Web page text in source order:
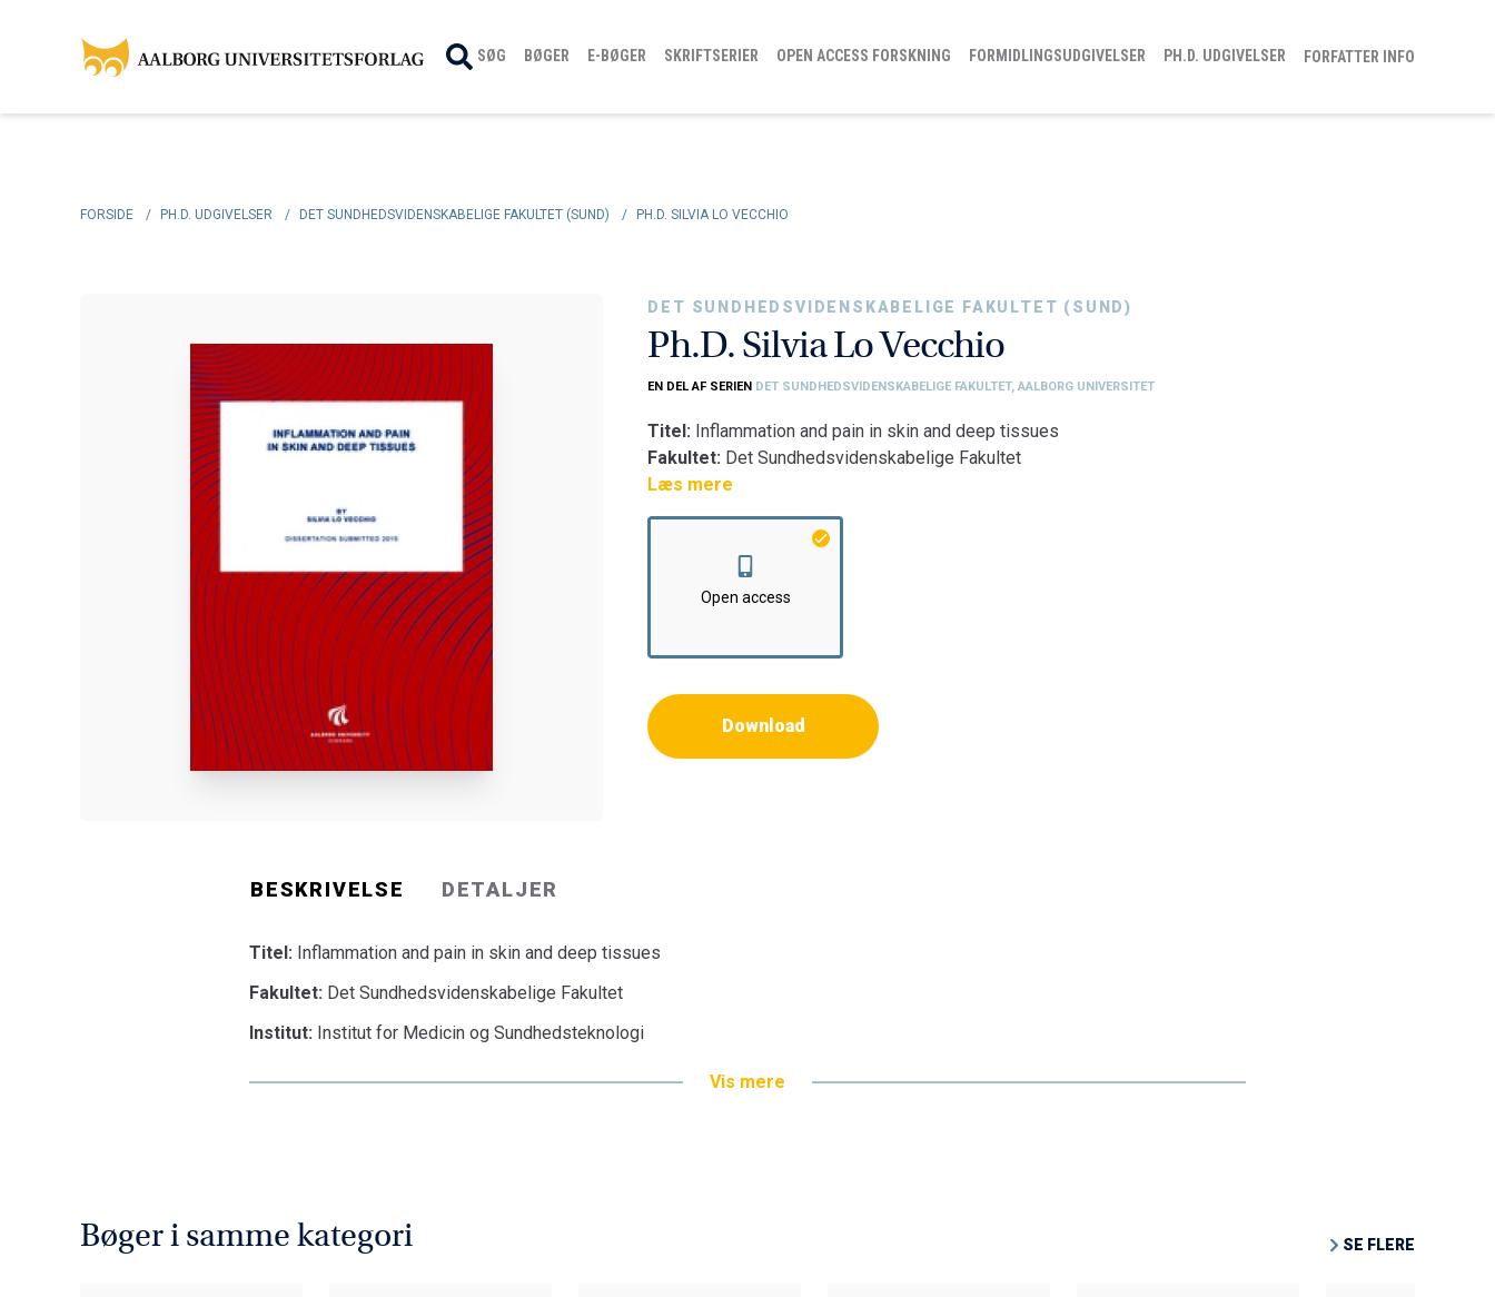
SØG BØGER E-BØGER SKRIFTSERIER OPEN ACCESS FORSKNING FORMIDLINGSUDGIVELSER PH.D. UDGIVELSER FORFATTER INFO
FORSIDE / PH.D. UDGIVELSER / DET SUNDHEDSVIDENSKABELIGE FAKULTET (SUND) / PH.D. SILVIA LO VECCHIO
DET SUNDHEDSVIDENSKABELIGE FAKULTET (SUND)
Ph.D. Silvia Lo Vecchio
EN DEL AF SERIEN DET SUNDHEDSVIDENSKABELIGE FAKULTET, AALBORG UNIVERSITET
Titel: Inflammation and pain in skin and deep tissues
Fakultet: Det Sundhedsvidenskabelige Fakultet
Institut:Institut for Medicin og Sundhedsteknologi
Læs mere
Open access
Download
BESKRIVELSE DETALJER
Titel: Inflammation and pain in skin and deep tissues
Fakultet: Det Sundhedsvidenskabelige Fakultet
Institut: Institut for Medicin og Sundhedsteknologi
Vis mere
Bøger i samme kategori SE FLERE